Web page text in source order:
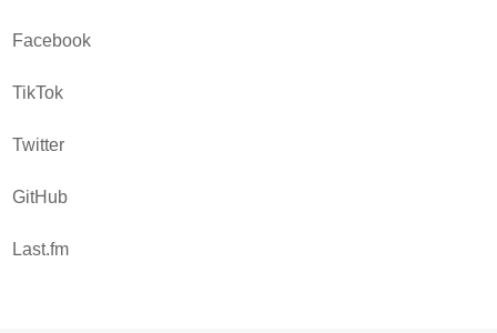
Facebook
TikTok
Twitter
GitHub
Last.fm